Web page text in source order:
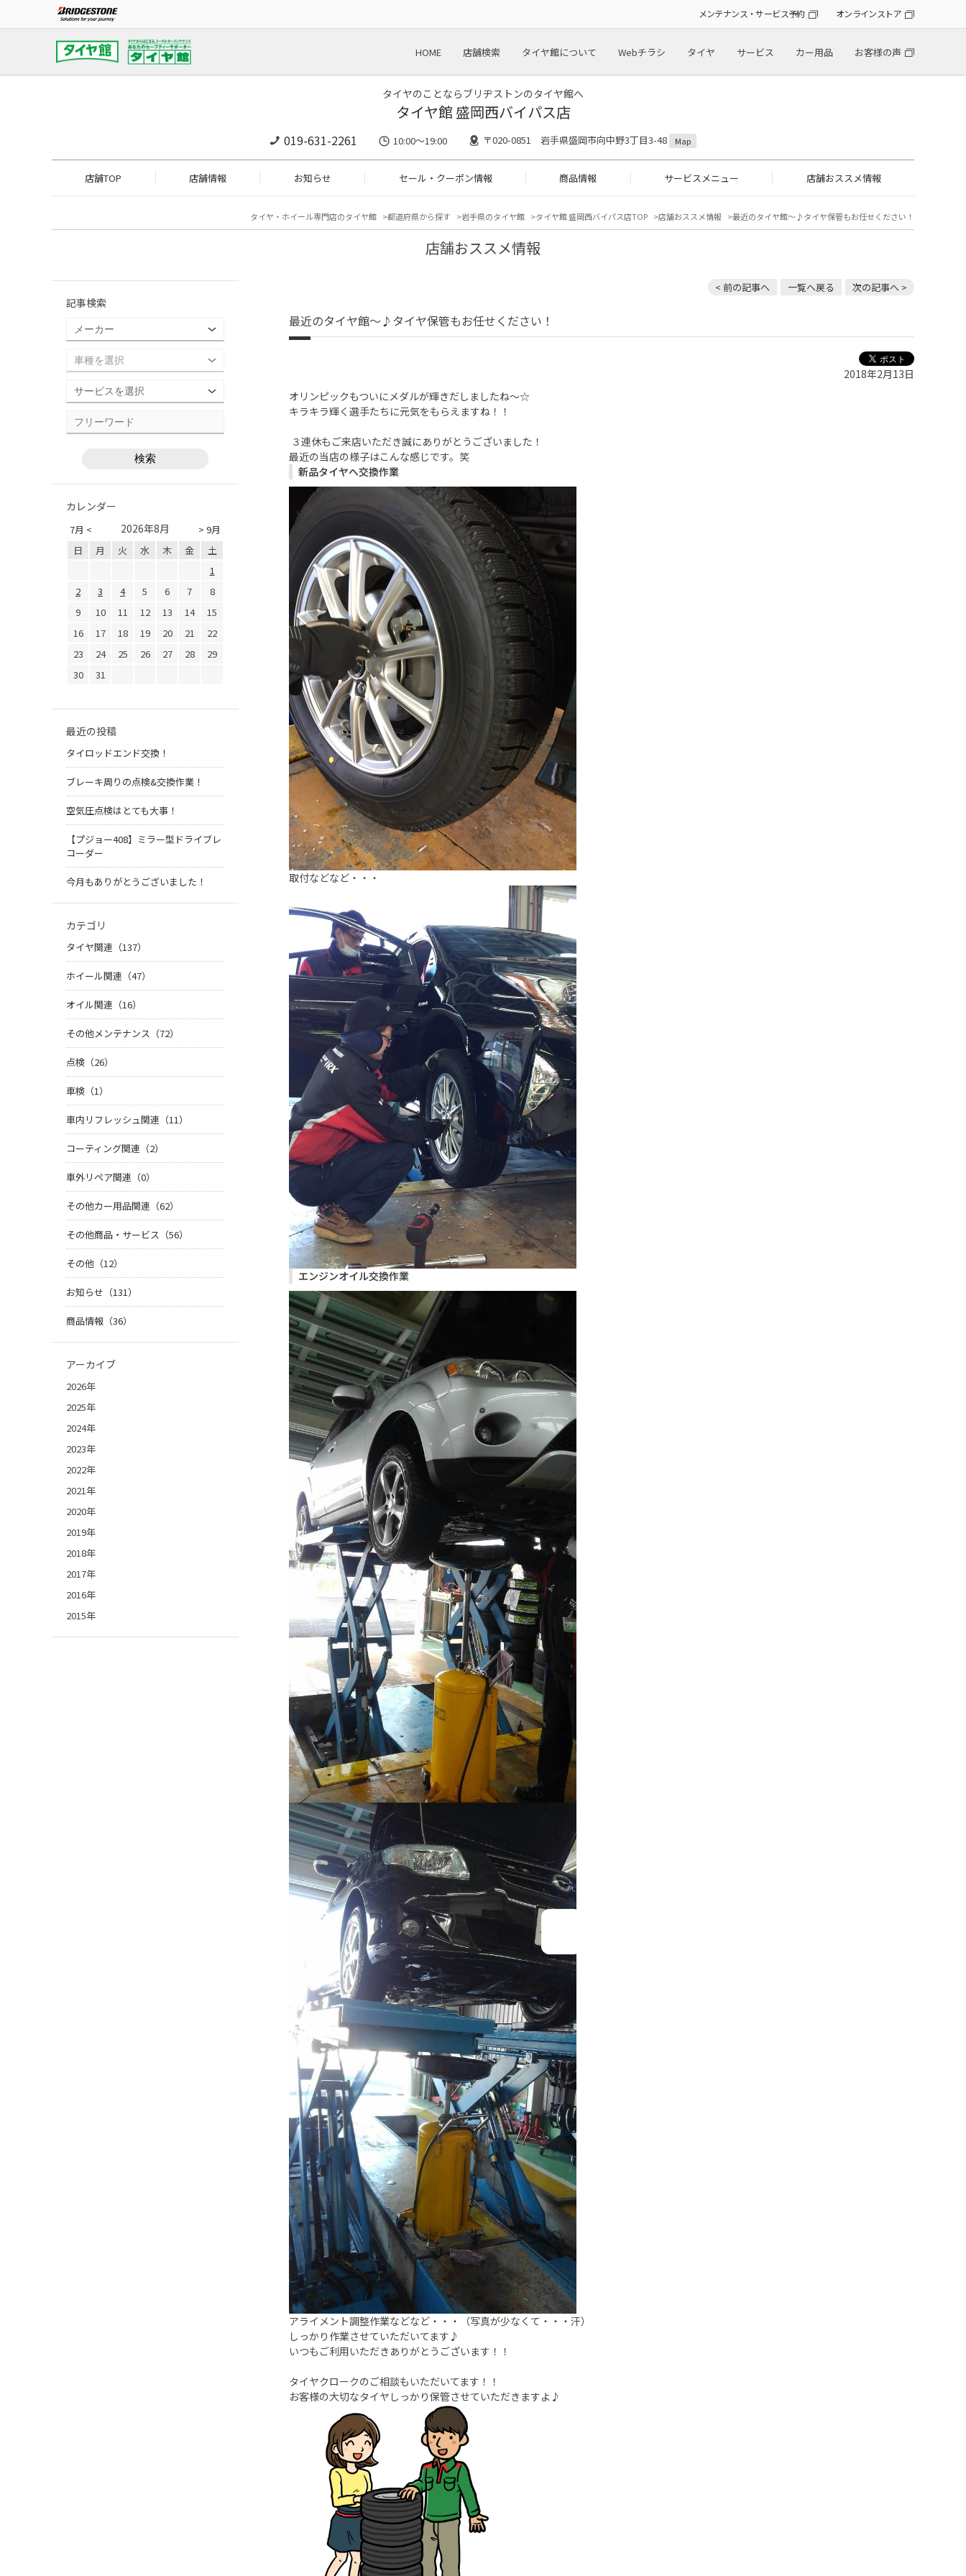
メンテナンス・サービス予約 オンラインストア
HOME 店舗検索 タイヤ館について Webチラシ タイヤ サービス カー用品 お客様の声
タイヤのことならブリヂストンのタイヤ館へ
タイヤ館 盛岡西バイパス店
019-631-2261 10:00～19:00 〒020-0851 岩手県盛岡市向中野3丁目3-48 Map
店舗TOP 店舗情報 お知らせ セール・クーポン情報 商品情報 サービスメニュー 店舗おススメ情報
タイヤ・ホイール専門店のタイヤ館 都道府県から探す 岩手県のタイヤ館 タイヤ館 盛岡西バイパス店TOP 店舗おススメ情報 最近のタイヤ館～♪タイヤ保管もお任せください！
店舗おススメ情報
< 前の記事へ 一覧へ戻る 次の記事へ >
最近のタイヤ館～♪タイヤ保管もお任せください！
2018年2月13日
オリンピックもついにメダルが輝きだしましたね～☆
キラキラ輝く選手たちに元気をもらえますね！！
３連休もご来店いただき誠にありがとうございました！
最近の当店の様子はこんな感じです。笑
新品タイヤへ交換作業
取付などなど・・・
エンジンオイル交換作業
アライメント調整作業などなど・・・（写真が少なくて・・・汗）
しっかり作業させていただいてます♪
いつもご利用いただきありがとうございます！！
タイヤクロークのご相談もいただいてます！！
お客様の大切なタイヤしっかり保管させていただきますよ♪
記事検索
カレンダー
7月 < > 9月
2026年8月
日 月 火 水 木 金
土
1
2
3 4 5 6 7
8
9
10 11 12 13 14
15
16
17 18 19 20 21
22
23
24 25 26 27 28
29
30
31
最近の投稿
タイロッドエンド交換！
ブレーキ周りの点検&交換作業！
空気圧点検はとても大事！
【プジョー408】ミラー型ドライブレ
コーダー
今月もありがとうございました！
カテゴリ
タイヤ関連（137）
ホイール関連（47）
オイル関連（16）
その他メンテナンス（72）
点検（26）
車検（1）
車内リフレッシュ関連（11）
コーティング関連（2）
車外リペア関連（0）
その他カー用品関連（62）
その他商品・サービス（56）
その他（12）
お知らせ（131）
商品情報（36）
アーカイブ
2026年
2025年
2024年
2023年
2022年
2021年
2020年
2019年
2018年
2017年
2016年
2015年